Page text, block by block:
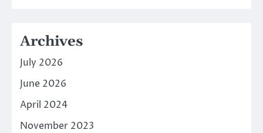
Archives
July 2026
June 2026
April 2024
November 2023